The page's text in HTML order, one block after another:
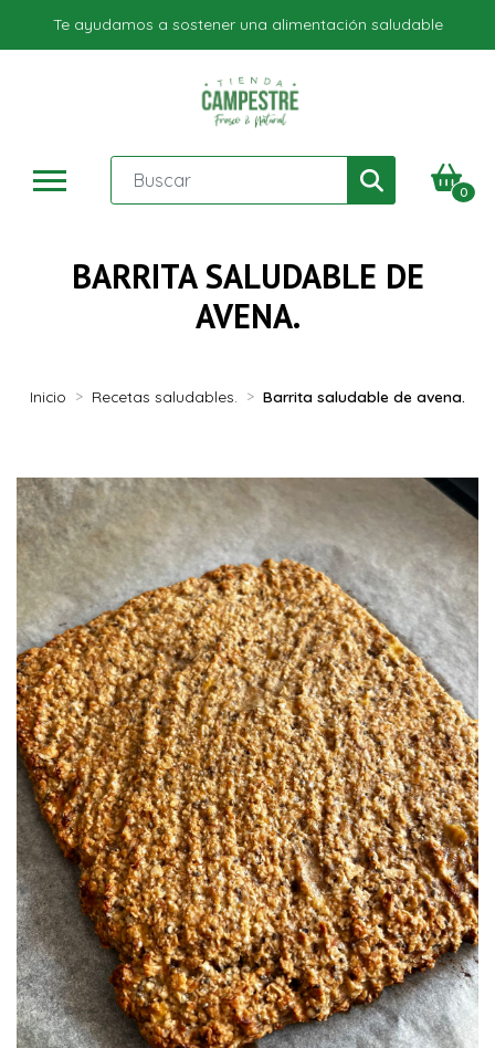
Te ayudamos a sostener una alimentación saludable
0
BARRITA SALUDABLE DE
AVENA.
Inicio Recetas saludables. Barrita saludable de avena.